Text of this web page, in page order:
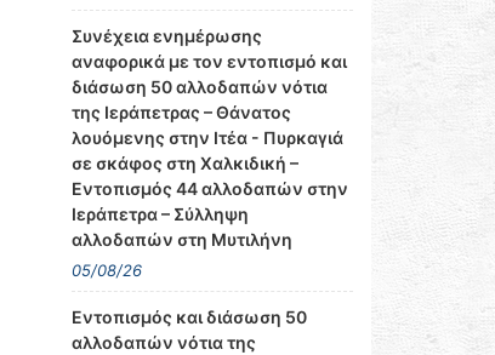
Συνέχεια ενημέρωσης
αναφορικά με τον εντοπισμό και
διάσωση 50 αλλοδαπών νότια
της Ιεράπετρας – Θάνατος
λουόμενης στην Ιτέα - Πυρκαγιά
σε σκάφος στη Χαλκιδική –
Εντοπισμός 44 αλλοδαπών στην
Ιεράπετρα – Σύλληψη
αλλοδαπών στη Μυτιλήνη
05/08/26
Εντοπισμός και διάσωση 50
αλλοδαπών νότια της